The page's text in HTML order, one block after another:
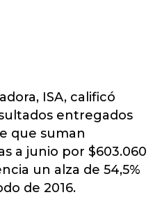
ISA, calificó
entregados
que suman
a junio por $603.060
un alza de 54,5%
de 2016.